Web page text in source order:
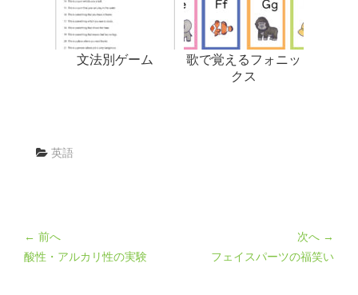
文法別ゲーム
歌で覚えるフォニッ
クス
英語
← 前へ
酸性・アルカリ性の実験
次へ →
フェイスパーツの福笑い